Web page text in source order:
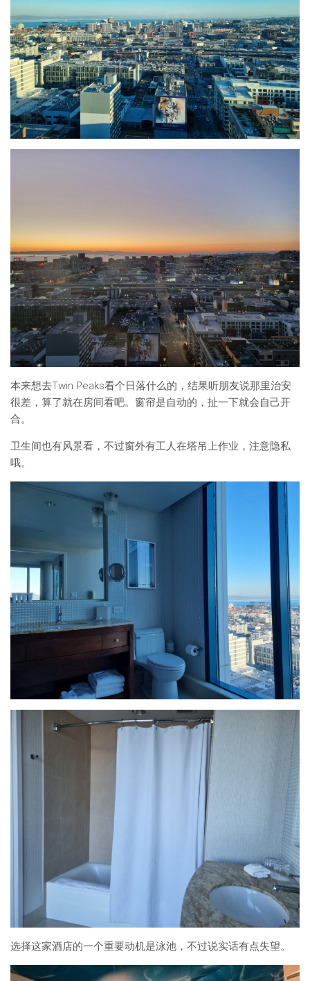
本来想去Twin Peaks看个日落什么的，结果听朋友说那里治安
很差，算了就在房间看吧。窗帘是自动的，扯一下就会自己开
合。
卫生间也有风景看，不过窗外有工人在塔吊上作业，注意隐私
哦。
选择这家酒店的一个重要动机是泳池，不过说实话有点失望。